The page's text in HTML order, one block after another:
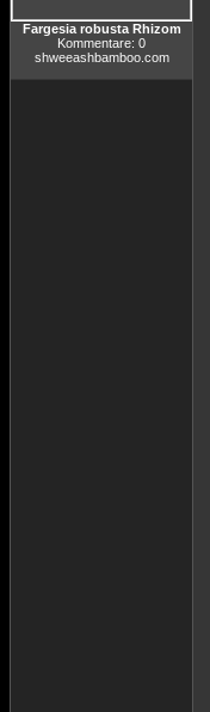
Fargesia robusta Rhizom
Kommentare: 0
shweeashbamboo.com